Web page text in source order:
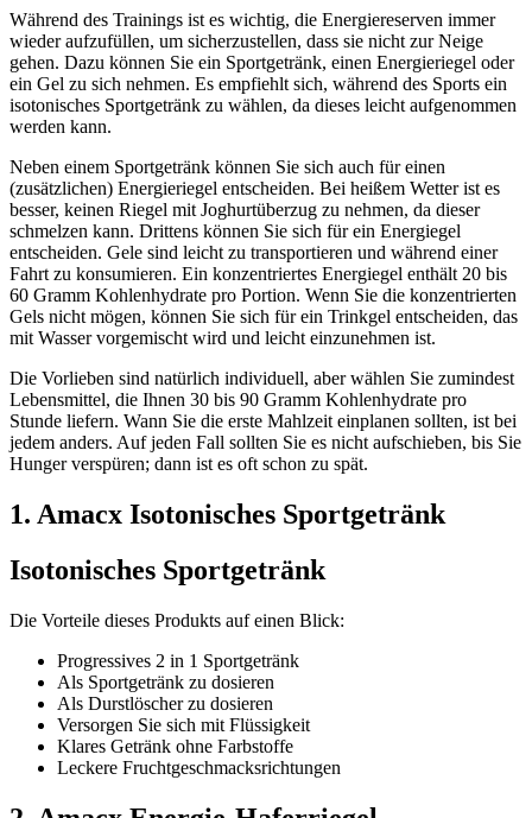
Während des Trainings ist es wichtig, die Energiereserven immer
wieder aufzufüllen, um sicherzustellen, dass sie nicht zur Neige
gehen. Dazu können Sie ein Sportgetränk, einen Energieriegel oder
ein Gel zu sich nehmen. Es empfiehlt sich, während des Sports ein
isotonisches Sportgetränk zu wählen, da dieses leicht aufgenommen
werden kann.
Neben einem Sportgetränk können Sie sich auch für einen
(zusätzlichen) Energieriegel entscheiden. Bei heißem Wetter ist es
besser, keinen Riegel mit Joghurtüberzug zu nehmen, da dieser
schmelzen kann. Drittens können Sie sich für ein Energiegel
entscheiden. Gele sind leicht zu transportieren und während einer
Fahrt zu konsumieren. Ein konzentriertes Energiegel enthält 20 bis
60 Gramm Kohlenhydrate pro Portion. Wenn Sie die konzentrierten
Gels nicht mögen, können Sie sich für ein Trinkgel entscheiden, das
mit Wasser vorgemischt wird und leicht einzunehmen ist.
Die Vorlieben sind natürlich individuell, aber wählen Sie zumindest
Lebensmittel, die Ihnen 30 bis 90 Gramm Kohlenhydrate pro
Stunde liefern. Wann Sie die erste Mahlzeit einplanen sollten, ist bei
jedem anders. Auf jeden Fall sollten Sie es nicht aufschieben, bis Sie
Hunger verspüren; dann ist es oft schon zu spät.
1. Amacx Isotonisches Sportgetränk
Isotonisches Sportgetränk
Die Vorteile dieses Produkts auf einen Blick:
Progressives 2 in 1 Sportgetränk
Als Sportgetränk zu dosieren
Als Durstlöscher zu dosieren
Versorgen Sie sich mit Flüssigkeit
Klares Getränk ohne Farbstoffe
Leckere Fruchtgeschmacksrichtungen